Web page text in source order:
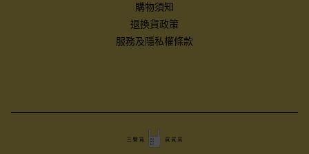
購物須知
退換貨政策
服務及隱私權條款